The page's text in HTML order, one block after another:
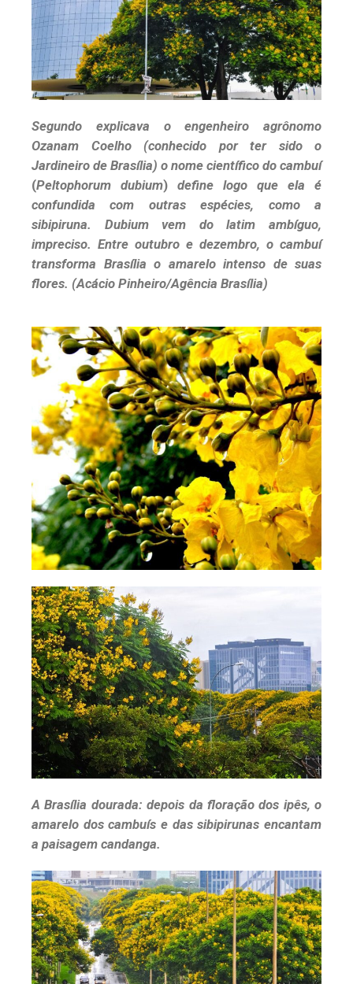
Segundo explicava o engenheiro agrônomo
Ozanam Coelho (conhecido por ter sido o
Jardineiro de Brasília) o nome científico do cambuí
(Peltophorum dubium) define logo que ela é
confundida com outras espécies, como a
sibipiruna. Dubium vem do latim ambíguo,
impreciso. Entre outubro e dezembro, o cambuí
transforma Brasília o amarelo intenso de suas
flores. (Acácio Pinheiro/Agência Brasília)
A Brasília dourada: depois da floração dos ipês, o
amarelo dos cambuís e das sibipirunas encantam
a paisagem candanga.